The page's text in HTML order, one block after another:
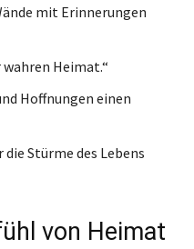
mit Erinnerungen
wahren Heimat.“
Hoffnungen einen
die Stürme des Lebens
von Heimat